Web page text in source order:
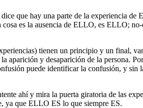
que hay una parte de la experiencia
es la ausencia de ELLO, es ELLO;
tienen un principio y un final,
y desaparición de la persona.
puede identificar la confusión, y sin
ahí y mira la puerta giratoria de las
ya que ELLO ES lo que siempre ES.